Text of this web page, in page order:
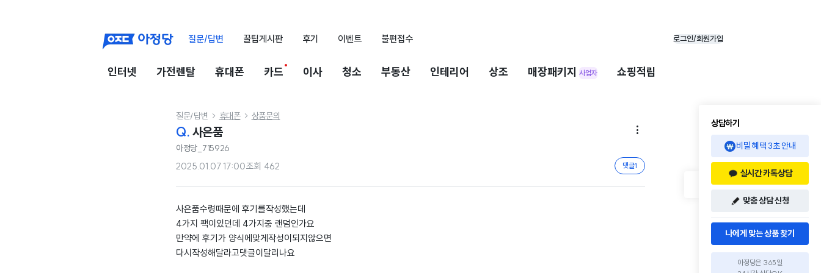
질문/답변 꿀팁게시판 후기 이벤트 불편접수 로그인/회원가입
인터넷 가전렌탈 휴대폰 카드 이사 청소 부동산 인테리어 상조 매장패키지 사업자 쇼핑적립
질문/답변  휴대폰  상품문의
Q. 사은품 
아정당_715926
2025.01.07 17:00조회 462 댓글1
사은품수령때문에 후기를작성했는데
4가지 팩이있던데 4가지중 랜덤인가요
만약에 후기가 양식에맞게작성이되지않으면
다시작성해달라고댓글이달리나요
상담하기
비밀 혜택 3초 안내
실시간 카톡상담
맞춤 상담 신청
나에게 맞는 상품 찾기
아정당은 365일